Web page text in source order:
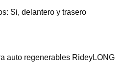
Si, delantero y trasero
auto regenerables RideyLONG